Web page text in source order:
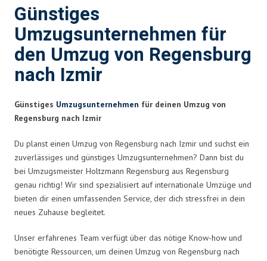
Günstiges
Umzugsunternehmen für
den Umzug von Regensburg
nach Izmir
Günstiges Umzugsunternehmen für deinen Umzug von
Regensburg nach Izmir
Du planst einen Umzug von Regensburg nach Izmir und suchst ein
zuverlässiges und günstiges Umzugsunternehmen? Dann bist du
bei Umzugsmeister Holtzmann Regensburg aus Regensburg
genau richtig! Wir sind spezialisiert auf internationale Umzüge und
bieten dir einen umfassenden Service, der dich stressfrei in dein
neues Zuhause begleitet.
Unser erfahrenes Team verfügt über das nötige Know-how und
benötigte Ressourcen, um deinen Umzug von Regensburg nach